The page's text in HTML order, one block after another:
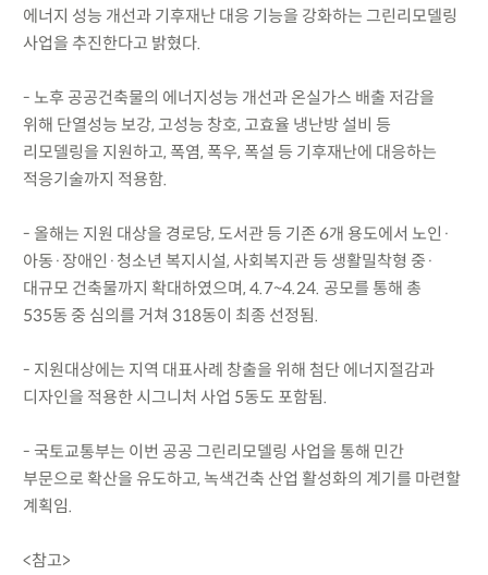
에너지 성능 개선과 기후재난 대응 기능을 강화하는 그린리모델링
사업을 추진한다고 밝혔다.
- 노후 공공건축물의 에너지성능 개선과 온실가스 배출 저감을
위해 단열성능 보강, 고성능 창호, 고효율 냉난방 설비 등
리모델링을 지원하고, 폭염, 폭우, 폭설 등 기후재난에 대응하는
적응기술까지 적용함.
- 올해는 지원 대상을 경로당, 도서관 등 기존 6개 용도에서 노인·
아동·장애인·청소년 복지시설, 사회복지관 등 생활밀착형 중·
대규모 건축물까지 확대하였으며, 4.7~4.24. 공모를 통해 총
535동 중 심의를 거쳐 318동이 최종 선정됨.
- 지원대상에는 지역 대표사례 창출을 위해 첨단 에너지절감과
디자인을 적용한 시그니처 사업 5동도 포함됨.
- 국토교통부는 이번 공공 그린리모델링 사업을 통해 민간
부문으로 확산을 유도하고, 녹색건축 산업 활성화의 계기를 마련할
계획임.
<참고>